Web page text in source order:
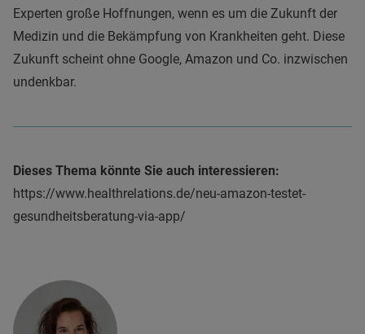
Experten große Hoffnungen, wenn es um die Zukunft der
Medizin und die Bekämpfung von Krankheiten geht. Diese
Zukunft scheint ohne Google, Amazon und Co. inzwischen
undenkbar.
Dieses Thema könnte Sie auch interessieren:
https://www.healthrelations.de/neu-amazon-testet-
gesundheitsberatung-via-app/